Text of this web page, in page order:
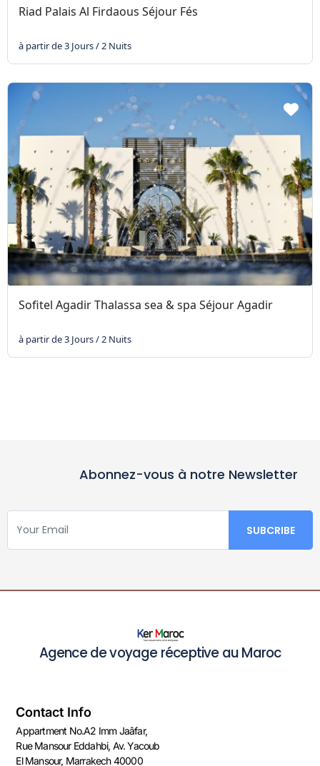
Riad Palais Al Firdaous Séjour Fés
à partir de 3 Jours / 2 Nuits
Sofitel Agadir Thalassa sea & spa Séjour Agadir
à partir de 3 Jours / 2 Nuits
Abonnez-vous à notre Newsletter
Agence de voyage réceptive au Maroc
Contact Info
Appartment No.A2 Imm Jaâfar,
Rue Mansour Eddahbi, Av. Yacoub
El Mansour, Marrakech 40000